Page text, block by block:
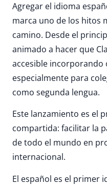
Agregar el idioma
marca uno de los hitos
camino. Desde el
animado a hacer que
accesible incorporando
especialmente para
como segunda lengua.
Este lanzamiento es el
compartida: facilitar la
de todo el mundo en
internacional.
El español es el primer